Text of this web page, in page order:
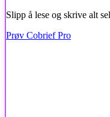
Slipp å lese og skrive alt
Prøv Cobrief Pro